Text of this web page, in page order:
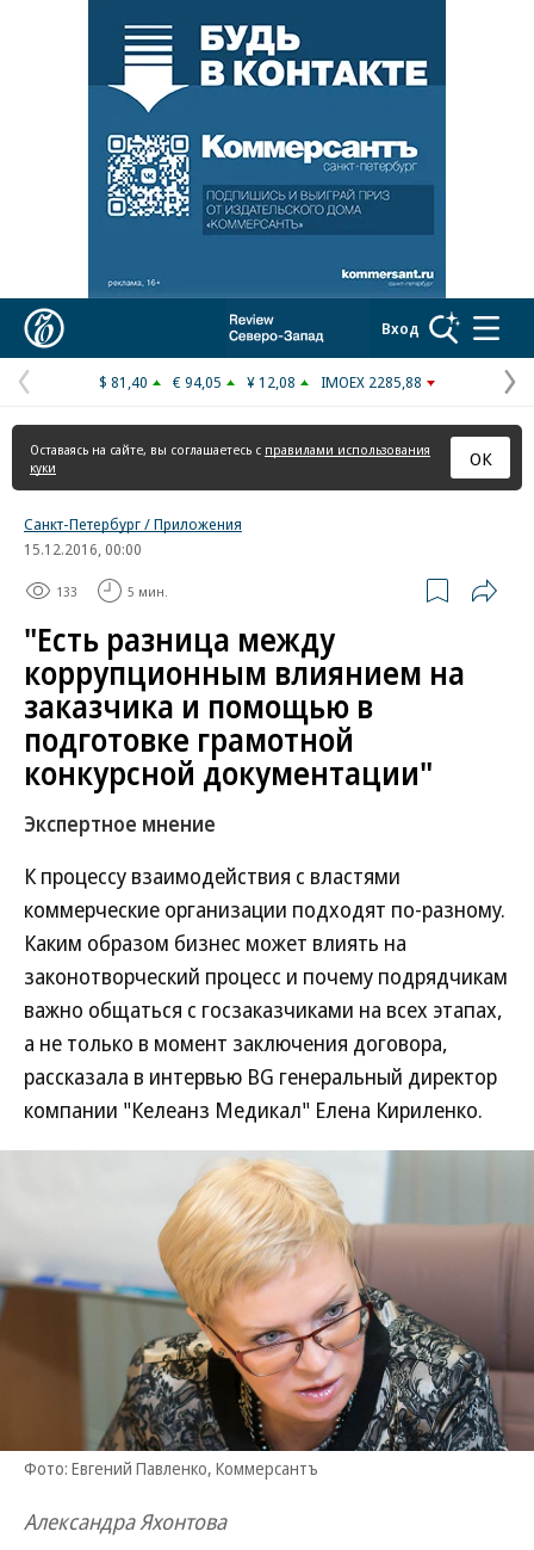
Реклама в «Ъ» www.kommersant.ru/ad
Вход
Предыдущая
страница
$ 81,40 € 94,05 ¥ 12,08 IMOEX 2285,88
Оставаясь на сайте, вы соглашаетесь с правилами использования
куки
ОК
Санкт-Петербург / Приложения
15.12.2016, 00:00
133 5 мин.
"Есть разница между
коррупционным влиянием на
заказчика и помощью в
подготовке грамотной
конкурсной документации"
Экспертное мнение
К процессу взаимодействия с властями
коммерческие организации подходят по-разному.
Каким образом бизнес может влиять на
законотворческий процесс и почему подрядчикам
важно общаться с госзаказчиками на всех этапах,
а не только в момент заключения договора,
рассказала в интервью BG генеральный директор
компании "Келеанз Медикал" Елена Кириленко.
Фото: Евгений Павленко, Коммерсантъ
Александра Яхонтова